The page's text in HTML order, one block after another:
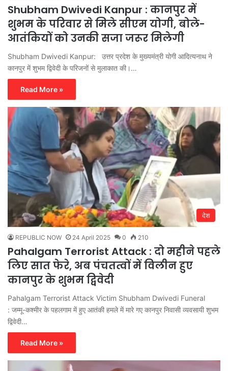
Shubham Dwivedi Kanpur : कानपुर में
शुभम के परिवार से मिले सीएम योगी, बोले-
आतंकियों को उनकी सजा जरूर मिलेगी
Shubham Dwivedi Kanpur: उत्तर प्रदेश के मुख्यमंत्री योगी आदित्यनाथ ने
कानपुर में शुभम द्विवेदी के परिजनों से मुलाकात की।…
Read More »
देश
REPUBLIC NOW 24 April 2025 0 210
Pahalgam Terrorist Attack : दो महीने पहले
लिए सात फेरे, अब पंचतत्वों में विलीन हुए
कानपुर के शुभम द्विवेदी
Pahalgam Terrorist Attack Victim Shubham Dwivedi Funeral
: जम्मू-कश्मीर के पहलगाम में हुए आतंकी हमले में मारे गए कानपुर निवासी व्यवसायी शुभम
द्विवेदी…
Read More »